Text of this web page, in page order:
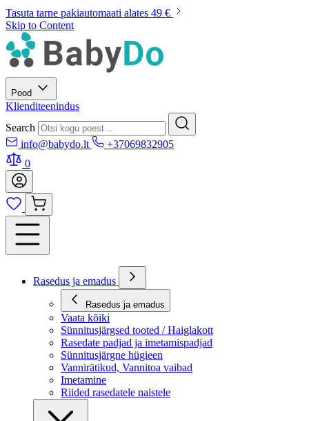
Tasuta tarne pakiautomaati alates 49 €
Skip to Content
Pood
Klienditeenindus
Search
info@babydo.lt
+37069832905
0
Rasedus ja emadus
Rasedus ja emadus
Vaata kõiki
Sünnitusjärgsed tooted / Haiglakott
Rasedate padjad ja imetamispadjad
Sünnitusjärgne hügieen
Vannirätikud, Vannitoa vaibad
Imetamine
Riided rasedatele naistele